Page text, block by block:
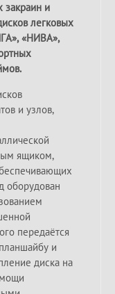
закраин и
легковых
«НИВА»,
и узлов,
ящиком,
оборудован
передаётся
и
диска на